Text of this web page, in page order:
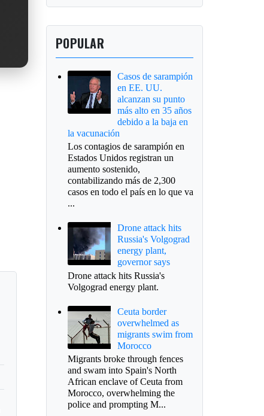
POPULAR
Casos de sarampión
en EE. UU.
alcanzan su punto
más alto en 35 años
debido a la baja en
la vacunación
Los contagios de sarampión en
Estados Unidos registran un
aumento sostenido,
contabilizando más de 2,300
casos en todo el país en lo que va
...
Drone attack hits
Russia's Volgograd
energy plant,
governor says
Drone attack hits Russia's
Volgograd energy plant.
Ceuta border
overwhelmed as
migrants swim from
Morocco
Migrants broke through fences
and swam into Spain's North
African enclave of Ceuta from
Morocco, overwhelming the
police and prompting M...